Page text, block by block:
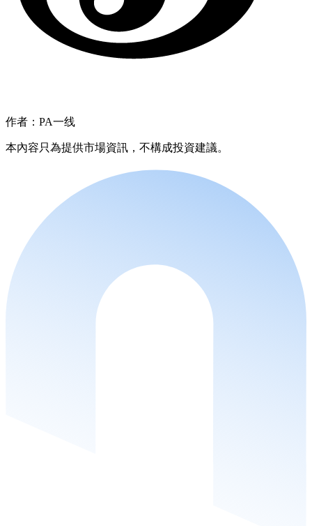
作者：PA一线
本內容只為提供市場資訊，不構成投資建議。